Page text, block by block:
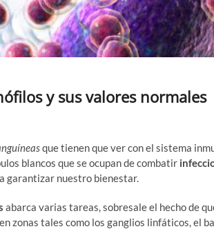
y sus valores normales
que tienen que ver con el sistema
blancos que se ocupan de combatir
garantizar nuestro bienestar.
abarca varias tareas, sobresale el hecho de
zonas tales como los ganglios linfáticos, el